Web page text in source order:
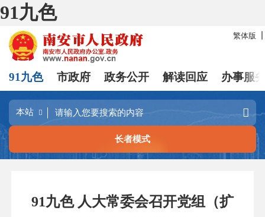
91九色
繁体版
91九色 市政府 政务公开 解读回应 办事服
长者模式
91九色 人大常委会召开党组（扩